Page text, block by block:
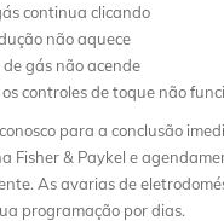
continua clicando
não aquece
gás não acende
controles de toque não
para a conclusão
Fisher & Paykel e
As avarias de
programação por dias.